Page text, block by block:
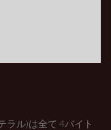
ラル)は全て 4バイト